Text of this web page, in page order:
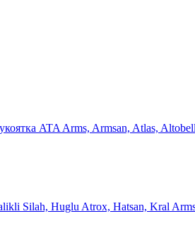
ATA Arms, Armsan, Atlas,
Silah, Huglu Atrox, Hatsan, Kral